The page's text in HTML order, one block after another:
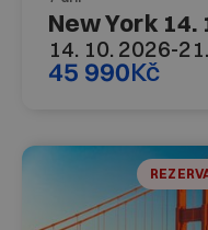
New York 14.
14. 10. 2026-
45 990Kč